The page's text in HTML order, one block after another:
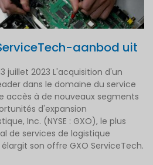
aanbod uit
juillet 2023 L'acquisition d'un
dans le domaine du service
accès à de nouveaux segments
d'expansion
Inc. (NYSE : GXO), le plus
de services de logistique
son offre GXO ServiceTech.